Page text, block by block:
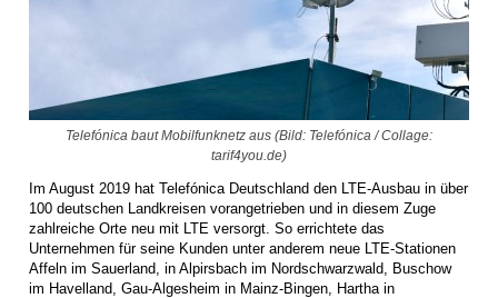
Telefónica baut Mobilfunknetz aus (Bild: Telefónica / Collage:
tarif4you.de)
Im August 2019 hat Telefónica Deutschland den LTE-Ausbau in über
100 deutschen Landkreisen vorangetrieben und in diesem Zuge
zahlreiche Orte neu mit LTE versorgt. So errichtete das
Unternehmen für seine Kunden unter anderem neue LTE-Stationen
Affeln im Sauerland, in Alpirsbach im Nordschwarzwald, Buschow
im Havelland, Gau-Algesheim in Mainz-Bingen, Hartha in